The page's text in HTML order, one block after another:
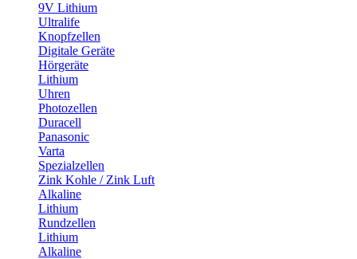
9V Lithium
Ultralife
Knopfzellen
Digitale Geräte
Hörgeräte
Lithium
Uhren
Photozellen
Duracell
Panasonic
Varta
Spezialzellen
Zink Kohle / Zink Luft
Alkaline
Lithium
Rundzellen
Lithium
Alkaline